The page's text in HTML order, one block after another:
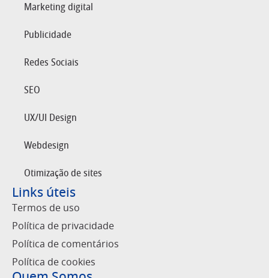
Marketing digital
Publicidade
Redes Sociais
SEO
UX/UI Design
Webdesign
Otimização de sites
Links úteis
Termos de uso
Política de privacidade
Política de comentários
Política de cookies